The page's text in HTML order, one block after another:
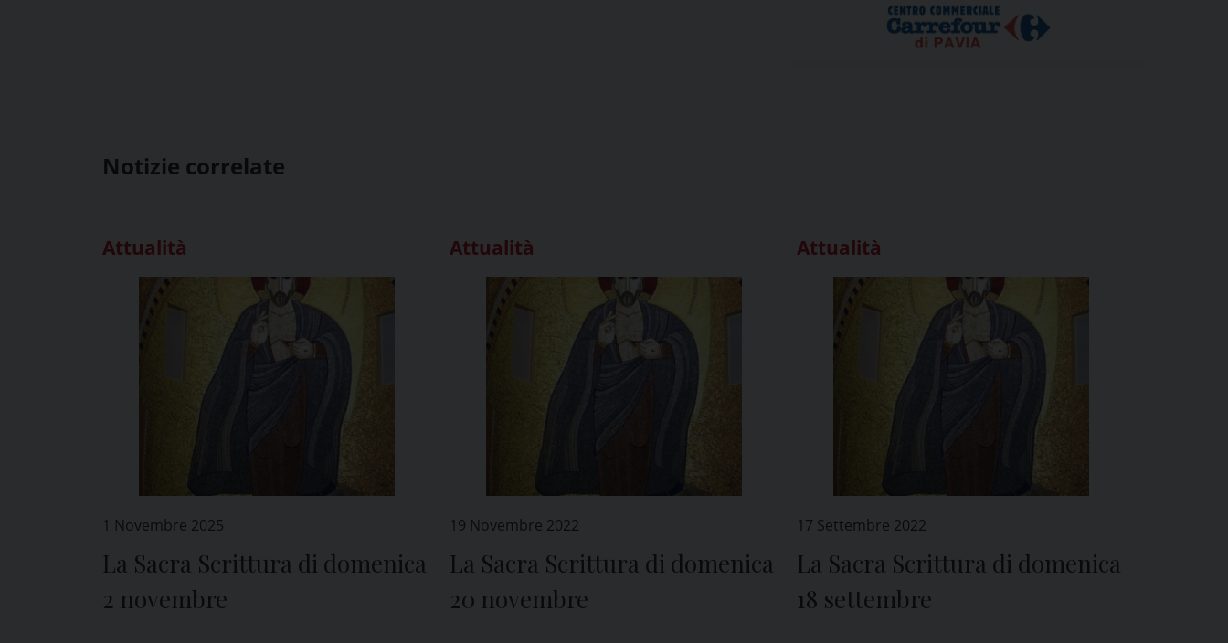
Notizie correlate
Attualità
1 Novembre 2025
La Sacra Scrittura di domenica
2 novembre
Attualità
19 Novembre 2022
La Sacra Scrittura di domenica
20 novembre
Attualità
17 Settembre 2022
La Sacra Scrittura di domenica
18 settembre